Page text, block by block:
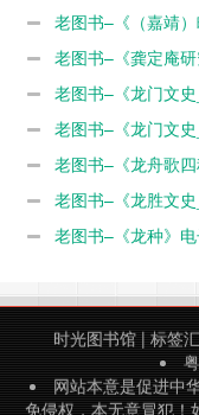
老图书–《（嘉靖
老图书–《龚定庵
老图书–《龙门文
1989》电子版合集
老图书–《龙门文
老图书–《龙舟歌
老图书–《龙胜文
老图书–《龙种》
时光图书馆 | 标签
网站本意是促进中
免侵权，本无意冒犯！